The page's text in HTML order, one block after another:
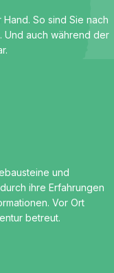
So sind Sie nach
Und auch während der
und
ihre Erfahrungen
Vor Ort
betreut.